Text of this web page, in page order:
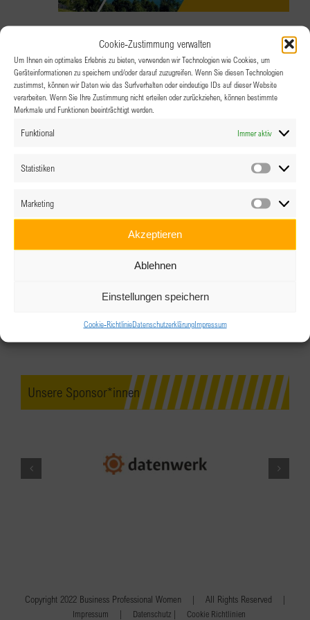
Cookie-Zustimmung verwalten
Um Ihnen ein optimales Erlebnis zu bieten, verwenden wir Technologien wie Cookies, um
Geräteinformationen zu speichern und/oder darauf zuzugreifen. Wenn Sie diesen Technologien
zustimmst, können wir Daten wie das Surfverhalten oder eindeutige IDs auf dieser Website
verarbeiten. Wenn Sie Ihre Zustimmung nicht erteilen oder zurückziehen, können bestimmte
Merkmale und Funktionen beeinträchtigt werden.
Funktional Immer aktiv
Statistiken
Marketing
Akzeptieren
Ablehnen
Einstellungen speichern
Cookie-RichtlinieDatenschutzerklärungImpressum
IMMER VERBUNDEN. UND TROTZDEM
OFT ALLEIN.
Robert Baum-Promenade 1,
Unsere Sponsor*innen
Copyright 2022 Business Professional Women | All Rights Reserved |
Impressum | Datenschutz | Cookie Richtlinien